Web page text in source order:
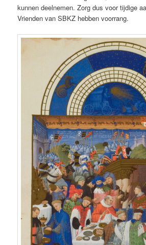
kunnen deelnemen. Zorg dus voor tijdige
Vrienden van SBKZ hebben voorrang.